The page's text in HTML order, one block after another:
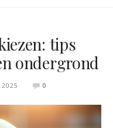
tips
ondergrond
2025 0